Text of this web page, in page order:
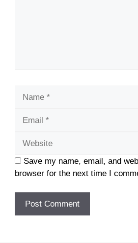
Save my name, email, and
browser for the next time I